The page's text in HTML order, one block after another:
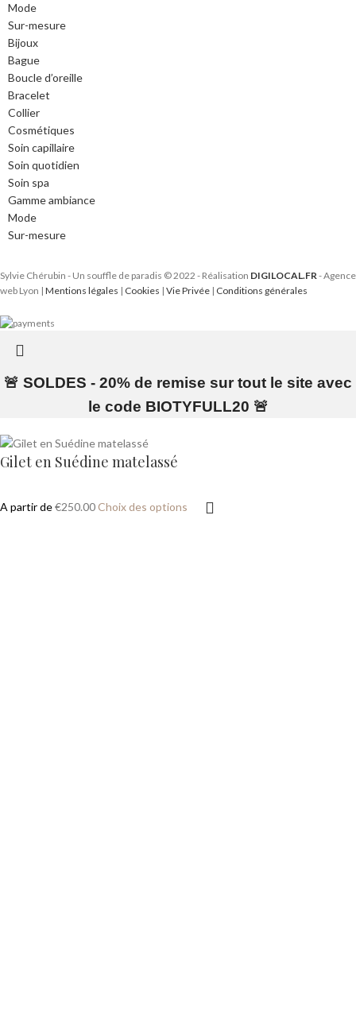
Mode
Sur-mesure
Bijoux
Bague
Boucle d’oreille
Bracelet
Collier
Cosmétiques
Soin capillaire
Soin quotidien
Soin spa
Gamme ambiance
Mode
Sur-mesure
Sylvie Chérubin - Un souffle de paradis © 2022 - Réalisation DIGILOCAL.FR- Agence
web Lyon | Mentions légales | Cookies | Vie Privée | Conditions générales
🚨 SOLDES - 20% de remise sur tout le site avec
le code BIOTYFULL20 🚨
Gilet en Suédine matelassé
A partir de€250.00Choix des options